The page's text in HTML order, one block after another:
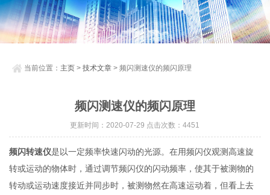
当前位置： 主页 >技术文章 > 频闪测速仪的频闪原理
频闪测速仪的频闪原理
更新时间：2020-07-29 点击次数：4451
频闪转速仪是以一定频率快速闪动的光源。在用频闪仪观测高速旋
转或运动的物体时，通过调节频闪仪的闪动频率，使其于被测物的
转动或运动速度接近并同步时，被测物然在高速运动着，但看上去